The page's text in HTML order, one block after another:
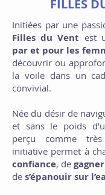
FILLES
Initiées par une
Filles du Vent est
par et pour les
découvrir ou
la voile dans un
convivial.
Née du désir de
et sans le poids
perçu comme
initiative permet à
confiance, de
de s’épanouir sur